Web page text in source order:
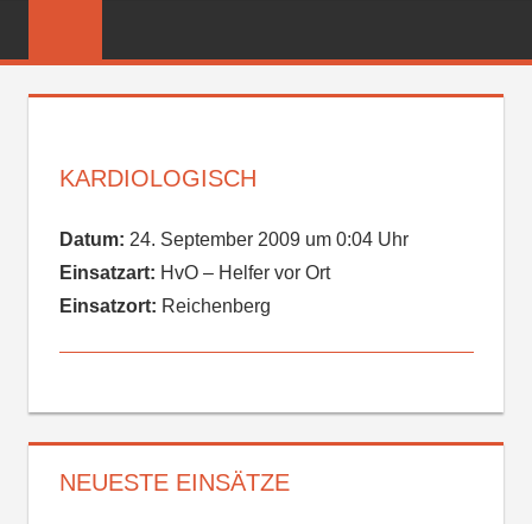
FEUERWEHR
KARDIOLOGISCH
Datum: 24. September 2009 um 0:04 Uhr
Einsatzart: HvO – Helfer vor Ort
Einsatzort: Reichenberg
NEUESTE EINSÄTZE